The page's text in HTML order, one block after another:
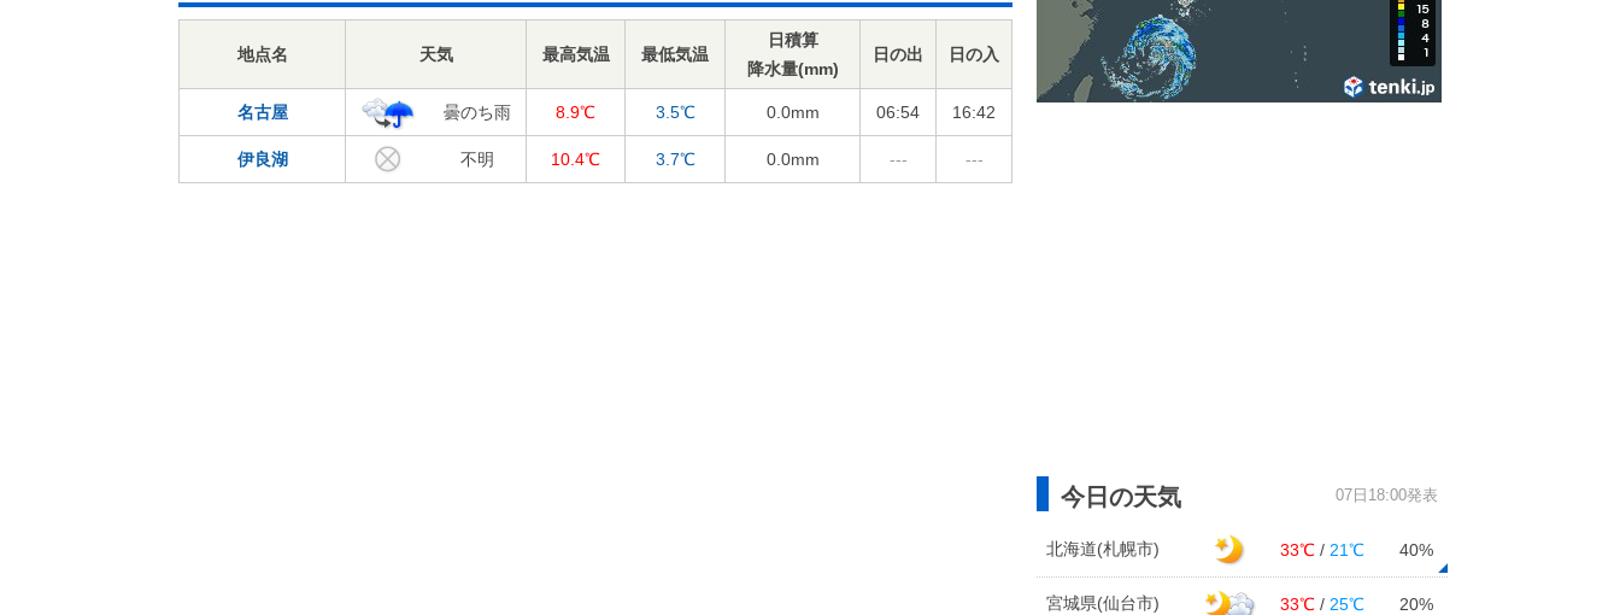
地点名 天気 最高気温 最低気温
日積算
降水量(mm)
日の出 日の入
名古屋 曇のち雨 8.9℃ 3.5℃ 0.0mm 06:54 16:42
伊良湖 不明 10.4℃ 3.7℃ 0.0mm --- ---
今日の天気 07日18:00発表
北海道(札幌市) 33℃ / 21℃ 40%
宮城県(仙台市) 33℃ / 25℃ 20%